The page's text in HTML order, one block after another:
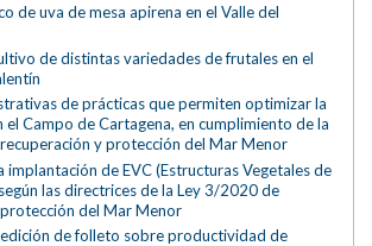
de uva de mesa apirena en el Valle del
de distintas variedades de frutales en el
de prácticas que permiten optimizar la
Campo de Cartagena, en cumplimiento de la
y protección del Mar Menor
implantación de EVC (Estructuras Vegetales de
las directrices de la Ley 3/2020 de
del Mar Menor
de folleto sobre productividad de